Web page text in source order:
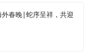
春晚|蛇序呈祥，共迎